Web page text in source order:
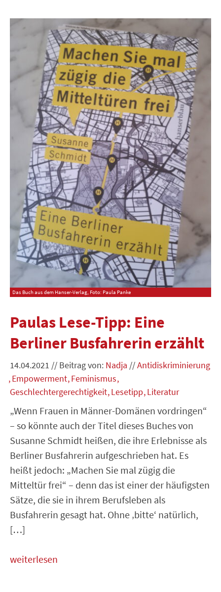
Das Buch aus dem Hanser-Verlag, Foto: Paula Panke
Paulas Lese-Tipp: Eine
Berliner Busfahrerin erzählt
14.04.2021 // Beitrag von: Nadja //Antidiskriminierung
Empowerment Feminismus
Geschlechtergerechtigkeit Lesetipp Literatur
„Wenn Frauen in Männer-Domänen vordringen“
– so könnte auch der Titel dieses Buches von
Susanne Schmidt heißen, die ihre Erlebnisse als
Berliner Busfahrerin aufgeschrieben hat. Es
heißt jedoch: „Machen Sie mal zügig die
Mitteltür frei“ – denn das ist einer der häufigsten
Sätze, die sie in ihrem Berufsleben als
Busfahrerin gesagt hat. Ohne ‚bitte‘ natürlich,
[…]
weiterlesen